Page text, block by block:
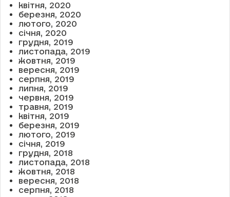
квітня, 2020
березня, 2020
лютого, 2020
січня, 2020
грудня, 2019
листопада, 2019
жовтня, 2019
вересня, 2019
серпня, 2019
липня, 2019
червня, 2019
травня, 2019
квітня, 2019
березня, 2019
лютого, 2019
січня, 2019
грудня, 2018
листопада, 2018
жовтня, 2018
вересня, 2018
серпня, 2018